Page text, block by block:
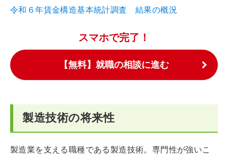
令和６年賃金構造基本統計調査 結果の概況
スマホで完了！
【無料】就職の相談に進む
製造技術の将来性
製造業を支える職種である製造技術。専門性が強いこ